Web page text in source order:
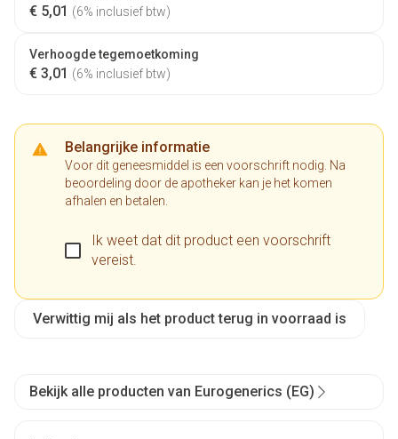
€ 5,01 (6% inclusief btw)
Verhoogde tegemoetkoming
€ 3,01 (6% inclusief btw)
Belangrijke informatie
Voor dit geneesmiddel is een voorschrift nodig. Na
beoordeling door de apotheker kan je het komen
afhalen en betalen.
Ik weet dat dit product een voorschrift
vereist.
Verwittig mij als het product terug in voorraad is
Bekijk alle producten van Eurogenerics (EG)